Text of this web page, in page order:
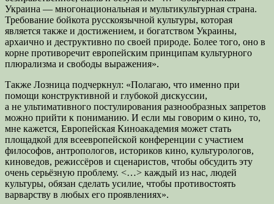
Украина — многонациональная и мультикультурная страна.
Требование бойкота русскоязычной культуры, которая
является также и достижением, и богатством Украины,
архаично и деструктивно по своей природе. Более того, оно в
корне противоречит европейским принципам культурного
плюрализма и свободы выражения».
Также Лозница подчеркнул: «Полагаю, что именно при
помощи конструктивной и глубокой дискуссии,
а не ультимативного постулирования разнообразных запретов
можно прийти к пониманию. И если мы говорим о кино, то,
мне кажется, Европейская Киноакадемия может стать
площадкой для всеевропейской конференции с участием
философов, антропологов, историков кино, культурологов,
киноведов, режиссёров и сценаристов, чтобы обсудить эту
очень серьёзную проблему. <…> каждый из нас, людей
культуры, обязан сделать усилие, чтобы противостоять
варварству в любых его проявлениях».